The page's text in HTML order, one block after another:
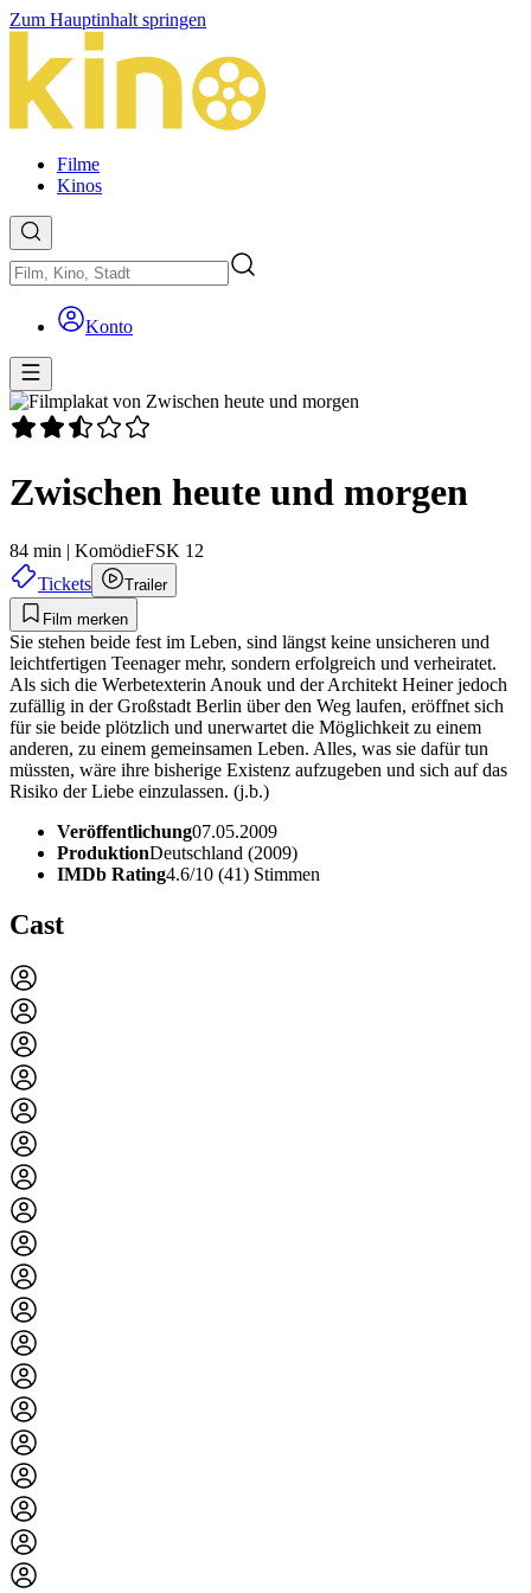
Zum Hauptinhalt springen
Filme
Kinos
Konto
Zwischen heute und morgen
84 min | KomödieFSK 12
Tickets
Trailer
Film merken
Sie stehen beide fest im Leben, sind längst keine unsicheren und
leichtfertigen Teenager mehr, sondern erfolgreich und verheiratet.
Als sich die Werbetexterin Anouk und der Architekt Heiner jedoch
zufällig in der Großstadt Berlin über den Weg laufen, eröffnet sich
für sie beide plötzlich und unerwartet die Möglichkeit zu einem
anderen, zu einem gemeinsamen Leben. Alles, was sie dafür tun
müssten, wäre ihre bisherige Existenz aufzugeben und sich auf das
Risiko der Liebe einzulassen. (j.b.)
Veröffentlichung07.05.2009
ProduktionDeutschland (2009)
IMDb Rating4.6/10 (41) Stimmen
Cast